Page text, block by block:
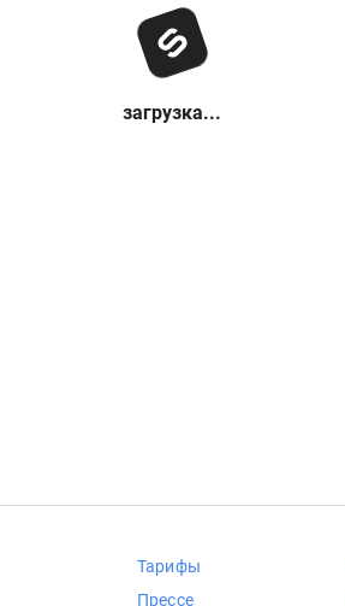
загрузка...
Тарифы
Прессе